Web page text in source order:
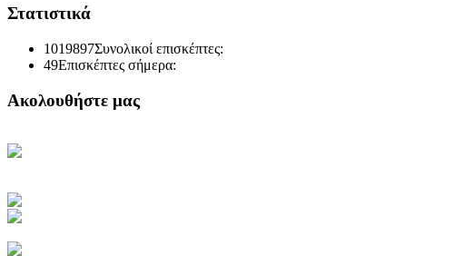
Στατιστικά
1019897Συνολικοί επισκέπτες:
49Επισκέπτες σήμερα:
Ακολουθήστε μας